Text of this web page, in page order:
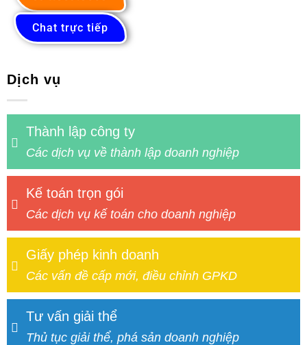
Chat trực tiếp
Dịch vụ
Thành lập công ty
Các dịch vụ về thành lập doanh nghiệp
Kế toán trọn gói
Các dịch vụ kế toán cho doanh nghiệp
Giấy phép kinh doanh
Các vấn đề cấp mới, điều chỉnh GPKD
Tư vấn giải thể
Thủ tục giải thể, phá sản doanh nghiệp